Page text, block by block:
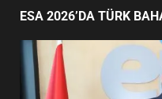
4
Haber
ESA 2026’DA TÜRK